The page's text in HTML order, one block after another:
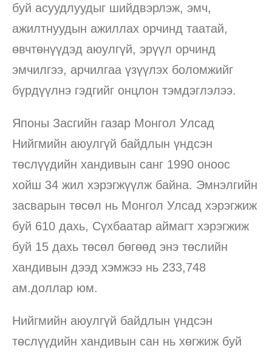
буй асуудлуудыг шийдвэрлэж, эмч,
ажилтнуудын ажиллах орчинд таатай,
өвчтөнүүдэд аюулгүй, эрүүл орчинд
эмчилгээ, арчилгаа үзүүлэх боломжийг
бүрдүүлнэ гэдгийг онцлон тэмдэглэлээ.
Японы Засгийн газар Монгол Улсад
Нийгмийн аюулгүй байдлын үндсэн
төслүүдийн хандивын санг 1990 оноос
хойш 34 жил хэрэгжүүлж байна. Эмнэлгийн
засварын төсөл нь Монгол Улсад хэрэгжиж
буй 610 дахь, Сүхбаатар аймагт хэрэгжиж
буй 15 дахь төсөл бөгөөд энэ төслийн
хандивын дээд хэмжээ нь 233,748
ам.доллар юм.
Нийгмийн аюулгүй байдлын үндсэн
төслүүдийн хандивын сан нь хөгжиж буй